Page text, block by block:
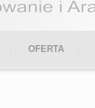
OFERTA